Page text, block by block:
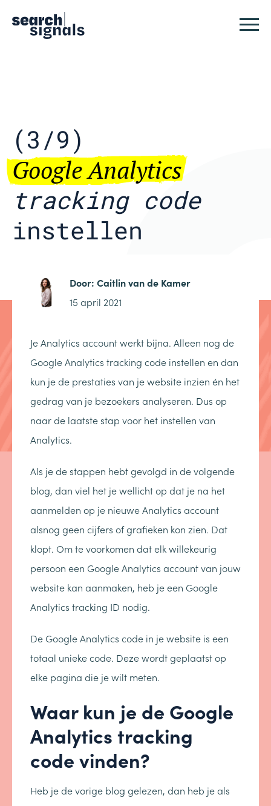
(3/9)
Google Analytics
tracking code
instellen
Door: Caitlin van de Kamer
15 april 2021
Je Analytics account werkt bijna. Alleen nog de
Google Analytics tracking code instellen en dan
kun je de prestaties van je website inzien én het
gedrag van je bezoekers analyseren. Dus op
naar de laatste stap voor het instellen van
Analytics.
Als je de stappen hebt gevolgd in de volgende
blog, dan viel het je wellicht op dat je na het
aanmelden op je nieuwe Analytics account
alsnog geen cijfers of grafieken kon zien. Dat
klopt. Om te voorkomen dat elk willekeurig
persoon een Google Analytics account van jouw
website kan aanmaken, heb je een Google
Analytics tracking ID nodig.
De Google Analytics code in je website is een
totaal unieke code. Deze wordt geplaatst op
elke pagina die je wilt meten.
Waar kun je de Google
Analytics tracking
code vinden?
Heb je de vorige blog gelezen, dan heb je als